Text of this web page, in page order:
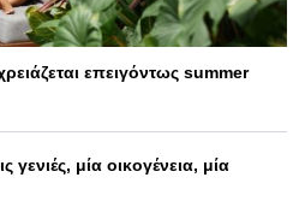
επειγόντως summer
μία οικογένεια, μία